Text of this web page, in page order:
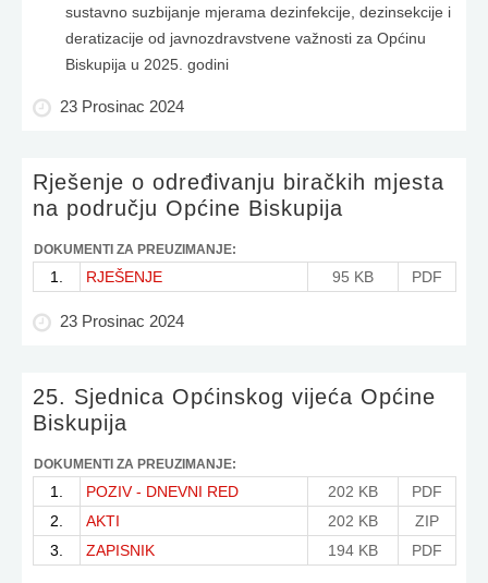
sustavno suzbijanje mjerama dezinfekcije, dezinsekcije i
deratizacije od javnozdravstvene važnosti za Općinu
Biskupija u 2025. godini
23 Prosinac 2024
Rješenje o određivanju biračkih mjesta
na području Općine Biskupija
DOKUMENTI ZA PREUZIMANJE:
1. RJEŠENJE 95 KB PDF
23 Prosinac 2024
25. Sjednica Općinskog vijeća Općine
Biskupija
DOKUMENTI ZA PREUZIMANJE:
1. POZIV - DNEVNI RED 202 KB
PDF
2.
AKTI 202 KB
ZIP
3.
ZAPISNIK 194 KB PDF